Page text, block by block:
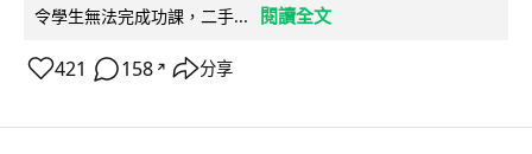
令學生無法完成功課，二手...
閱讀全文
421 158 ↗ 分享